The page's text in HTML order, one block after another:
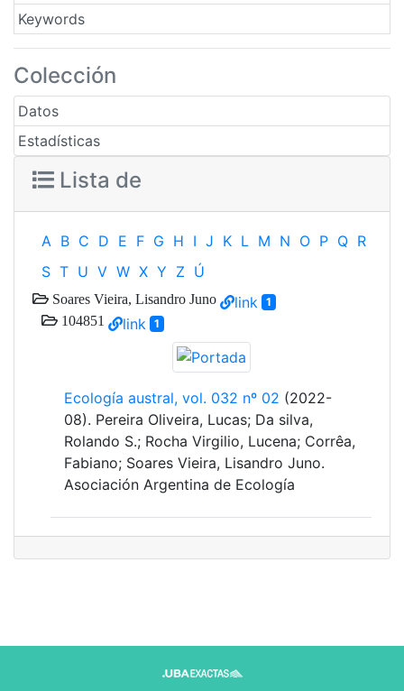
Keywords
Colección
Datos
Estadísticas
Lista de
A B C D E F G H I J K L M N O P Q R
S T U V W X Y Z Ú
Soares Vieira, Lisandro Juno link 1
104851 link 1
Ecología austral, vol. 032 nº 02 (2022-
08). Pereira Oliveira, Lucas; Da silva,
Rolando S.; Rocha Virgilio, Lucena; Corrêa,
Fabiano; Soares Vieira, Lisandro Juno.
Asociación Argentina de Ecología